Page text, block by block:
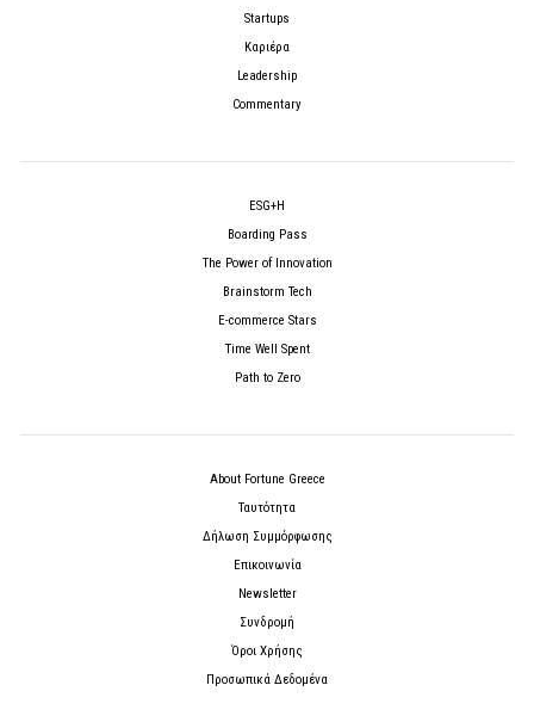
Startups
Καριέρα
Leadership
Commentary
ESG+H
Boarding Pass
The Power of Innovation
Brainstorm Tech
E-commerce Stars
Time Well Spent
Path to Zero
About Fortune Greece
Ταυτότητα
Δήλωση Συμμόρφωσης
Επικοινωνία
Newsletter
Συνδρομή
Όροι Χρήσης
Προσωπικά Δεδομένα